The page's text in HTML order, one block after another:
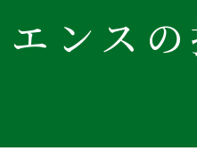
ンスの